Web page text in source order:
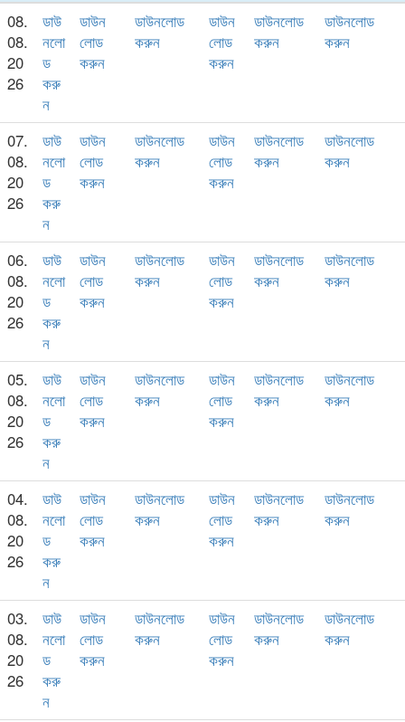
08.
08.
20
26
ডাউ
নলো
ড
করু
ন
ডাউন
লোড
করুন
ডাউনলোড
করুন
ডাউন
লোড
করুন
ডাউনলোড
করুন
ডাউনলোড
করুন
07.
08.
20
26
ডাউ
নলো
ড
করু
ন
ডাউন
লোড
করুন
ডাউনলোড
করুন
ডাউন
লোড
করুন
ডাউনলোড
করুন
ডাউনলোড
করুন
06.
08.
20
26
ডাউ
নলো
ড
করু
ন
ডাউন
লোড
করুন
ডাউনলোড
করুন
ডাউন
লোড
করুন
ডাউনলোড
করুন
ডাউনলোড
করুন
05.
08.
20
26
ডাউ
নলো
ড
করু
ন
ডাউন
লোড
করুন
ডাউনলোড
করুন
ডাউন
লোড
করুন
ডাউনলোড
করুন
ডাউনলোড
করুন
04.
08.
20
26
ডাউ
নলো
ড
করু
ন
ডাউন
লোড
করুন
ডাউনলোড
করুন
ডাউন
লোড
করুন
ডাউনলোড
করুন
ডাউনলোড
করুন
03.
08.
20
26
ডাউ
নলো
ড
করু
ন
ডাউন
লোড
করুন
ডাউনলোড
করুন
ডাউন
লোড
করুন
ডাউনলোড
করুন
ডাউনলোড
করুন